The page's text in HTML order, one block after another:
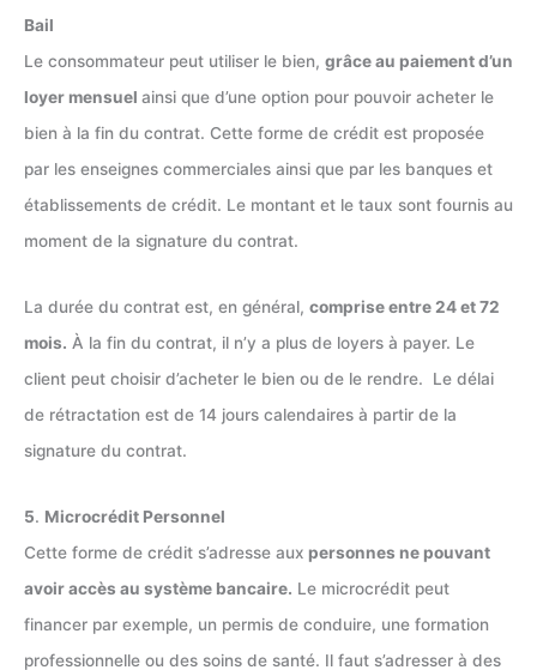
Bail
Le consommateur peut utiliser le bien, grâce au paiement d’un
loyer mensuel ainsi que d’une option pour pouvoir acheter le
bien à la fin du contrat. Cette forme de crédit est proposée
par les enseignes commerciales ainsi que par les banques et
établissements de crédit. Le montant et le taux sont fournis au
moment de la signature du contrat.
La durée du contrat est, en général, comprise entre 24 et 72
mois. À la fin du contrat, il n’y a plus de loyers à payer. Le
client peut choisir d’acheter le bien ou de le rendre. Le délai
de rétractation est de 14 jours calendaires à partir de la
signature du contrat.
5. Microcrédit Personnel
Cette forme de crédit s’adresse aux personnes ne pouvant
avoir accès au système bancaire. Le microcrédit peut
financer par exemple, un permis de conduire, une formation
professionnelle ou des soins de santé. Il faut s’adresser à des